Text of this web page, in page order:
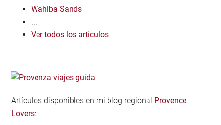
Wahiba Sands
...
Ver todos los articulos
Artículos disponibles en mi blog regional Provence
Lovers: